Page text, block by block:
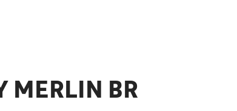
MERLIN BR